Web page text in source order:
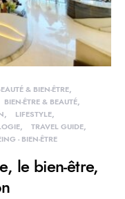
& BIEN-ÊTRE
BIEN-ÊTRE & BEAUTÉ
LIFESTYLE
TRAVEL GUIDE
- BIEN-ÊTRE
le bien-être,